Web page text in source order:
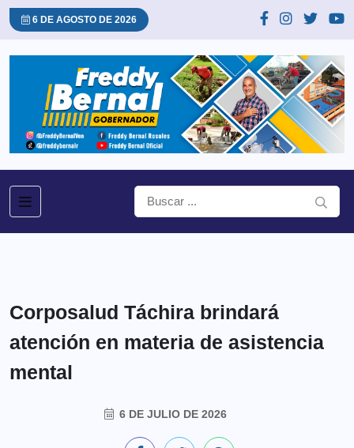
6 DE AGOSTO DE 2026
Corposalud Táchira brindará
atención en materia de asistencia
mental
6 DE JULIO DE 2026